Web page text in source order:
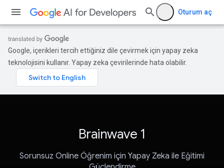
Oturum aç
Google, içerikleri tercih ettiğiniz dile çevirmek için yapay zeka
teknolojisini kullanır. Yapay zeka çevirilerinde hata olabilir.
Brainwave 1
Sorunsuz Online Öğrenim için Yapay Zeka ile Eğitimi